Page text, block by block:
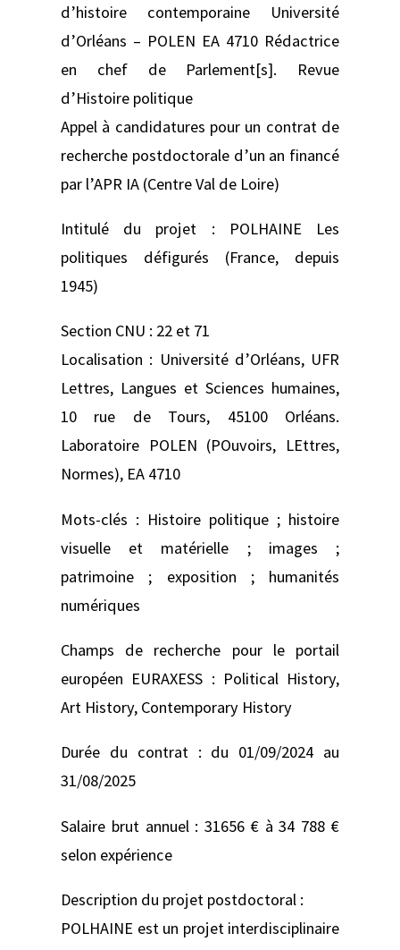
d’histoire contemporaine Université
d’Orléans – POLEN EA 4710 Rédactrice
en chef de Parlement[s]. Revue
d’Histoire politique
Appel à candidatures pour un contrat de
recherche postdoctorale d’un an financé
par l’APR IA (Centre Val de Loire)
Intitulé du projet : POLHAINE Les
politiques défigurés (France, depuis
1945)
Section CNU : 22 et 71
Localisation : Université d’Orléans, UFR
Lettres, Langues et Sciences humaines,
10 rue de Tours, 45100 Orléans.
Laboratoire POLEN (POuvoirs, LEttres,
Normes), EA 4710
Mots-clés : Histoire politique ; histoire
visuelle et matérielle ; images ;
patrimoine ; exposition ; humanités
numériques
Champs de recherche pour le portail
européen EURAXESS : Political History,
Art History, Contemporary History
Durée du contrat : du 01/09/2024 au
31/08/2025
Salaire brut annuel : 31656 € à 34 788 €
selon expérience
Description du projet postdoctoral :
POLHAINE est un projet interdisciplinaire